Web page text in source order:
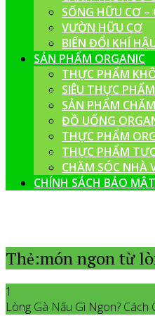
SỐNG HỮU CƠ –
VƯỜN HỮU CƠ
BIẾN ĐỔI KHÍ
SẢN PHẨM ORGANIC
THỰC PHẨM
SIÊU THỰC
SẢN PHẨM
ĐỒ UỐNG
THỰC PHẨM
THỰC PHẨM
CHĂM SÓC NHÀ
CHÍNH SÁCH BẢO MẬT
Thẻ:món ngon từ
1
Lòng Gà Nấu Gì Ngon?